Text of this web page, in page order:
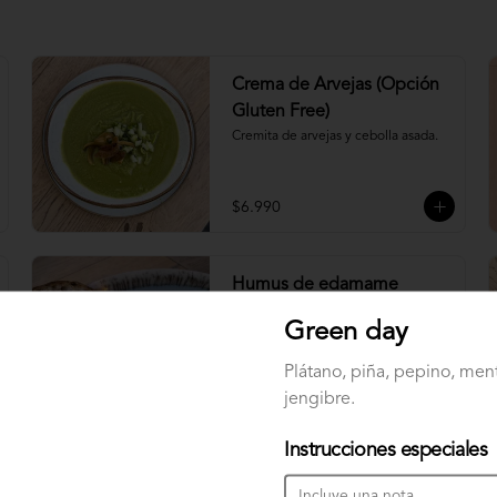
Crema de Arvejas (Opción
Gluten Free)
Cremita de arvejas y cebolla asada.
$6.990
Humus de edamame
Humus de edamame con aceite de
cilantro, acompañado de tostadas
masa madre (2 un)
Green day
Plátano, piña, pepino,
jengibre.
Instrucciones especiales